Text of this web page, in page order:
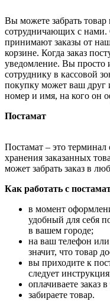
Вы можете забрать
сотрудничающих с нами.
принимают заказы от
корзине. Когда заказ
уведомление. Вы просто
сотруднику в кассовой
покупку может ваш друг
номер и имя, на кого он
Постамат
Постамат – это терминал
хранения заказанных
может забрать заказ в
Как работать с
в момент
удобный для себя
в вашем городе;
на ваш телефон
значит, что товар
вы приходите к
следует
оплачиваете заказ
забираете товар.